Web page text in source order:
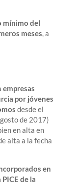
mínimo del
meses, a
empresas
por jóvenes
desde el
de 2017)
en alta en
alta a la fecha
en
de la